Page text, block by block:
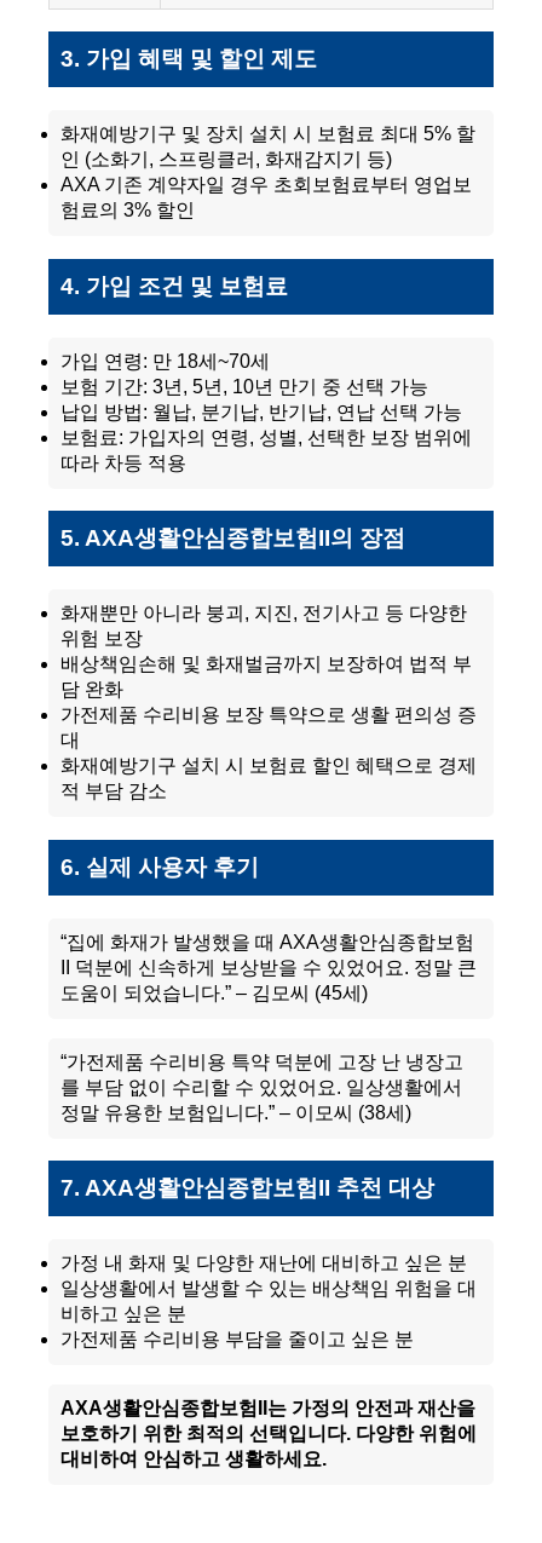
3. 가입 혜택 및 할인 제도
화재예방기구 및 장치 설치 시 보험료 최대 5% 할
인 (소화기, 스프링클러, 화재감지기 등)
AXA 기존 계약자일 경우 초회보험료부터 영업보
험료의 3% 할인
4. 가입 조건 및 보험료
가입 연령: 만 18세~70세
보험 기간: 3년, 5년, 10년 만기 중 선택 가능
납입 방법: 월납, 분기납, 반기납, 연납 선택 가능
보험료: 가입자의 연령, 성별, 선택한 보장 범위에
따라 차등 적용
5. AXA생활안심종합보험II의 장점
화재뿐만 아니라 붕괴, 지진, 전기사고 등 다양한
위험 보장
배상책임손해 및 화재벌금까지 보장하여 법적 부
담 완화
가전제품 수리비용 보장 특약으로 생활 편의성 증
대
화재예방기구 설치 시 보험료 할인 혜택으로 경제
적 부담 감소
6. 실제 사용자 후기
“집에 화재가 발생했을 때 AXA생활안심종합보험
II 덕분에 신속하게 보상받을 수 있었어요. 정말 큰
도움이 되었습니다.” – 김모씨 (45세)
“가전제품 수리비용 특약 덕분에 고장 난 냉장고
를 부담 없이 수리할 수 있었어요. 일상생활에서
정말 유용한 보험입니다.” – 이모씨 (38세)
7. AXA생활안심종합보험II 추천 대상
가정 내 화재 및 다양한 재난에 대비하고 싶은 분
일상생활에서 발생할 수 있는 배상책임 위험을 대
비하고 싶은 분
가전제품 수리비용 부담을 줄이고 싶은 분
AXA생활안심종합보험II는 가정의 안전과 재산을
보호하기 위한 최적의 선택입니다. 다양한 위험에
대비하여 안심하고 생활하세요.